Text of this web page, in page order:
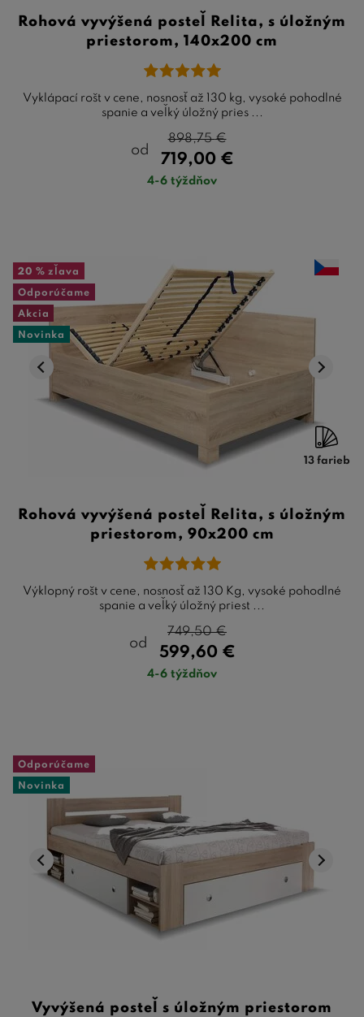
Rohová vyvýšená posteľ Relita, s úložným
priestorom, 140x200 cm
Vyklápací rošt v cene, nosnosť až 130 kg, vysoké pohodlné
spanie a veľký úložný pries ...
od
719,00 €
898,75€
4-6 týždňov
20 % zľava
Odporúčame
Akcia
Novinka
13 farieb
Rohová vyvýšená posteľ Relita, s úložným
priestorom, 90x200 cm
Výklopný rošt v cene, nosnosť až 130 Kg, vysoké pohodlné
spanie a veľký úložný priest ...
od
599,60 €
749,50€
4-6 týždňov
Odporúčame
Novinka
Vyvýšená posteľ s úložným priestorom